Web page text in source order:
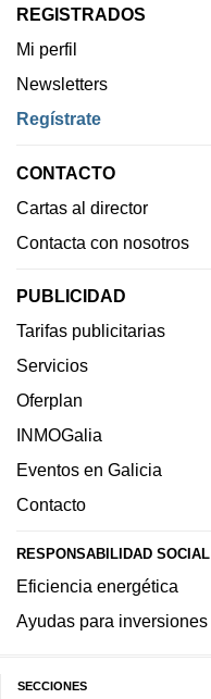
REGISTRADOS
Mi perfil
Newsletters
Regístrate
CONTACTO
Cartas al director
Contacta con nosotros
PUBLICIDAD
Tarifas publicitarias
Servicios
Oferplan
INMOGalia
Eventos en Galicia
Contacto
RESPONSABILIDAD SOCIAL
Eficiencia energética
Ayudas para inversiones
SECCIONES